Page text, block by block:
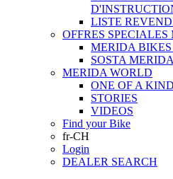
LISTE
OFFRES SPECIALES
MERIDA BIKES
SOSTA MERIDA
MERIDA WORLD
ONE OF A KIND
STORIES
VIDEOS
Find your Bike
fr-CH
Login
DEALER SEARCH